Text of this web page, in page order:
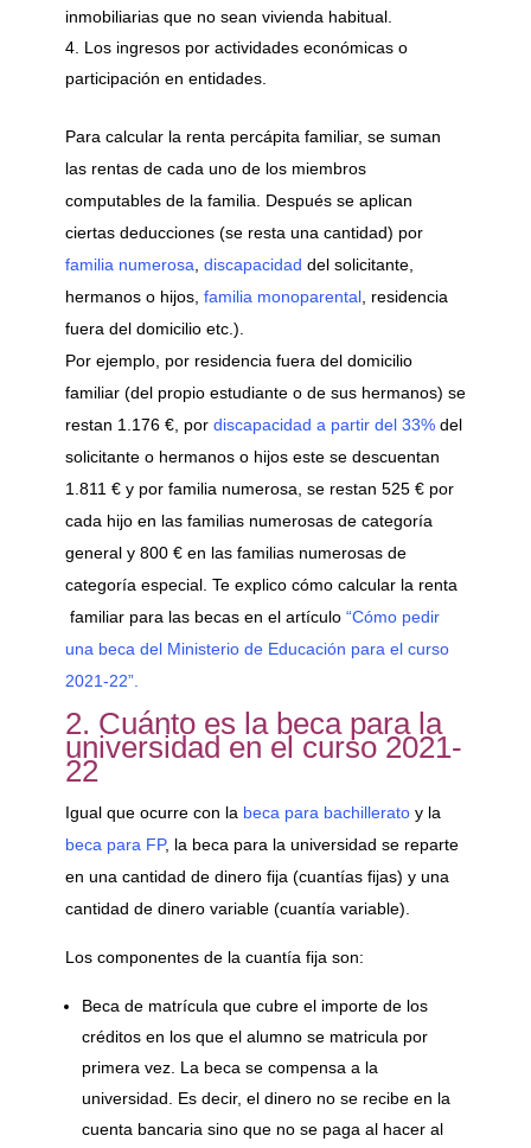
inmobiliarias que no sean vivienda habitual.
Los ingresos por actividades económicas o
participación en entidades.
Para calcular la renta percápita familiar, se suman
las rentas de cada uno de los miembros
computables de la familia. Después se aplican
ciertas deducciones (se resta una cantidad) por
familia numerosa discapacidad del solicitante,
hermanos o hijos, familia monoparental, residencia
fuera del domicilio etc.).
Por ejemplo, por residencia fuera del domicilio
familiar (del propio estudiante o de sus hermanos) se
restan 1.176 €, por discapacidad a partir del 33%del
solicitante o hermanos o hijos este se descuentan
1.811 € y por familia numerosa, se restan 525 € por
cada hijo en las familias numerosas de categoría
general y 800 € en las familias numerosas de
categoría especial. Te explico cómo calcular la renta
familiar para las becas en el artículo “Cómo pedir
una beca del Ministerio de Educación para el curso
2021-22”.
2. Cuánto es la beca para la
universidad en el curso 2021-
22
Igual que ocurre con la beca para bachilleratoy la
beca para FP, la beca para la universidad se reparte
en una cantidad de dinero fija (cuantías fijas) y una
cantidad de dinero variable (cuantía variable).
Los componentes de la cuantía fija son:
Beca de matrícula que cubre el importe de los
créditos en los que el alumno se matricula por
primera vez. La beca se compensa a la
universidad. Es decir, el dinero no se recibe en la
cuenta bancaria sino que no se paga al hacer al